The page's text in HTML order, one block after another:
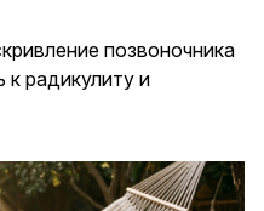
позвоночника
радикулиту и